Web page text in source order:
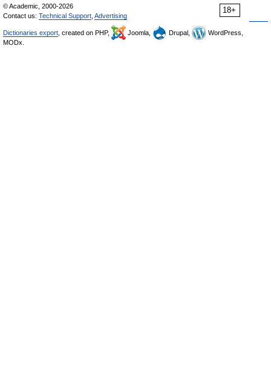
18+
© Academic, 2000-2026
Contact us: Technical Support Advertising
Dictionaries export , created on PHP, Joomla, Drupal,
WordPress,
MODx.